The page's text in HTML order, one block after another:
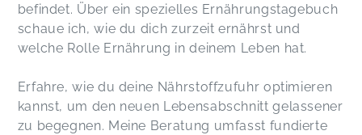
befindet. Über ein spezielles Ernährungstagebuch
schaue ich, wie du dich zurzeit ernährst und
welche Rolle Ernährung in deinem Leben hat.
Erfahre, wie du deine Nährstoffzufuhr optimieren
kannst, um den neuen Lebensabschnitt gelassener
zu begegnen. Meine Beratung umfasst fundierte